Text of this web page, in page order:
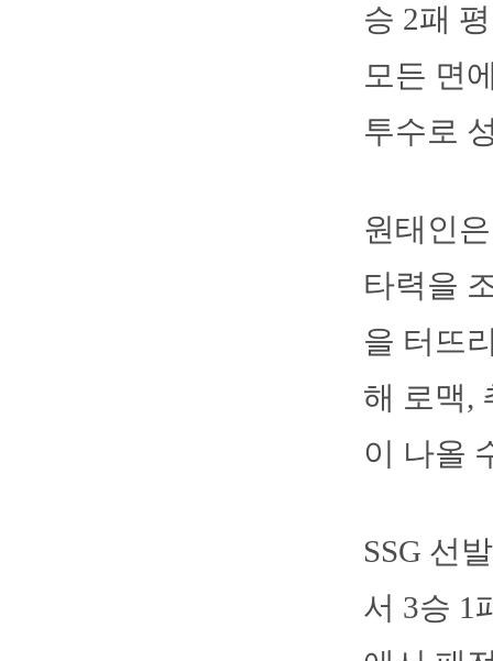
승 2패
모든 면
투수로
원태인
타력을
을 터뜨
해 로맥,
이 나올
SSG 선
서 3승 1